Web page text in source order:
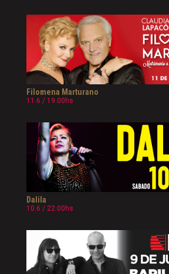
Filomena Marturano
11.6 / 19.00hs
Dalila
10.6 / 22.00hs